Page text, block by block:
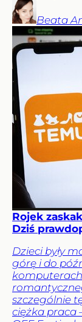
Beata
Rojek
Dziś
Dzieci były
górę i do
szczególnie
ciężka praca